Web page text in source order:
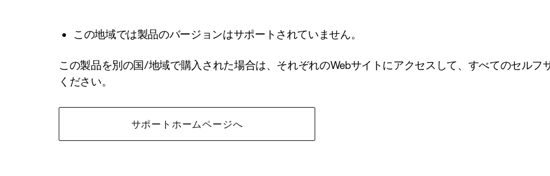
この地域では製品のバージョンはサポートされていません。
この製品を別の国/地域で購入された場合は、それぞれのWebサイトにアクセスして、すべてのセルフ
ください。
サポートホームページへ